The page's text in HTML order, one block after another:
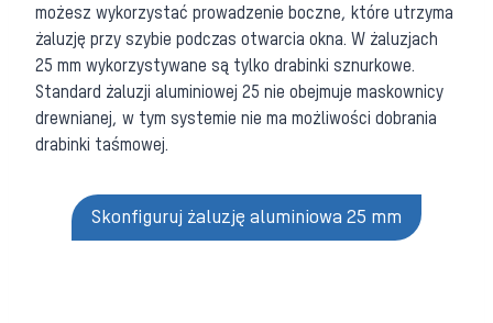
możesz wykorzystać prowadzenie boczne, które utrzyma
żaluzję przy szybie podczas otwarcia okna. W żaluzjach
25 mm wykorzystywane są tylko drabinki sznurkowe.
Standard żaluzji aluminiowej 25 nie obejmuje maskownicy
drewnianej, w tym systemie nie ma możliwości dobrania
drabinki taśmowej.
Skonfiguruj żaluzję aluminiowa 25 mm